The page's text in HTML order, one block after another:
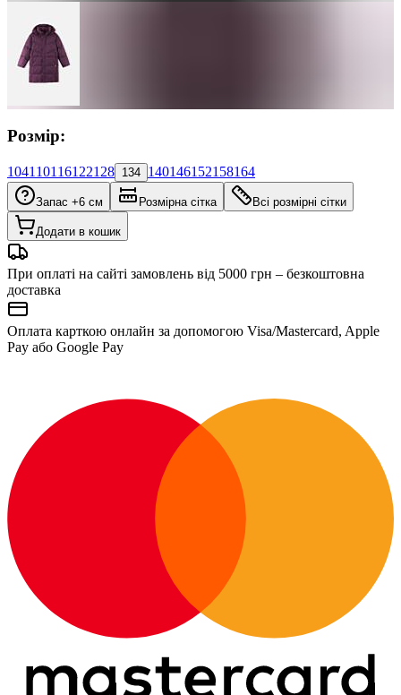
Розмір:
104110116122128 134 140146152158164
Запас +6 см Розмірна сітка Всі розмірні сітки
Додати в кошик
При оплаті на сайті замовлень від 5000 грн – безкоштовна
доставка
Оплата карткою онлайн за допомогою Visa/Mastercard, Apple
Pay або Google Pay